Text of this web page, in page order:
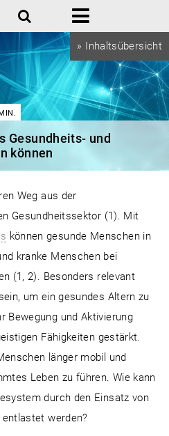
» Inhaltsübersicht
Suche Menü
Gesundheits- und
können
Weg aus der
Gesundheitssektor (1). Mit
können gesunde Menschen in
kranke Menschen bei
(1, 2). Besonders relevant
um ein gesundes Altern zu
Bewegung und Aktivierung
Fähigkeiten gestärkt.
länger mobil und
Leben zu führen. Wie kann
durch den Einsatz von
entlastet werden?